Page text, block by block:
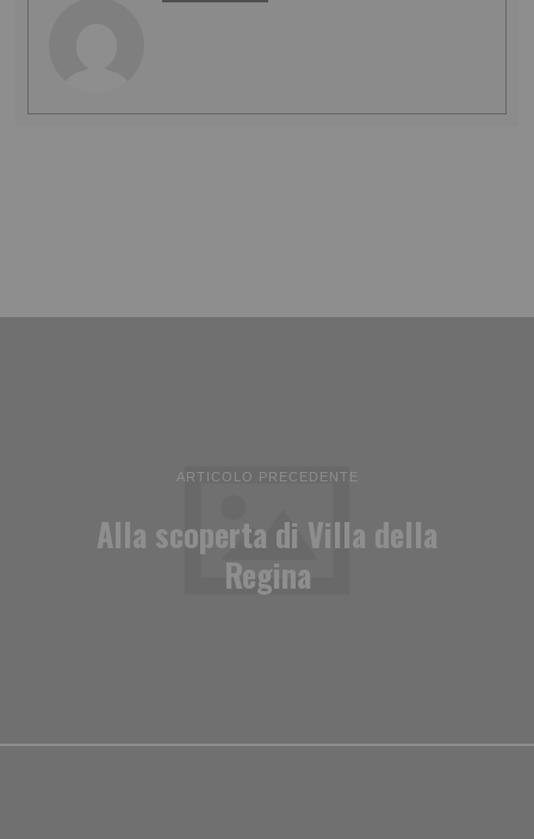
ARTICOLO PRECEDENTE
Alla scoperta di Villa della
Regina